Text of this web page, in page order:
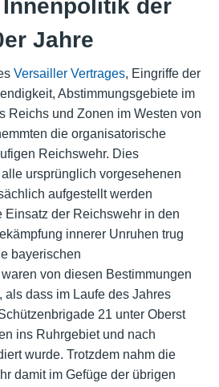
der
Jahre
Versailler Vertrages, Eingriffe der
Abstimmungsgebiete im
Reichs und Zonen im Westen von
die organisatorische
Reichswehr. Dies
ursprünglich vorgesehenen
aufgestellt werden
Einsatz der Reichswehr in den
innerer Unruhen trug
bayerischen
von diesen Bestimmungen
als dass im Laufe des Jahres
21 unter Oberst
ins Ruhrgebiet und nach
wurde. Trotzdem nahm die
damit im Gefüge der übrigen